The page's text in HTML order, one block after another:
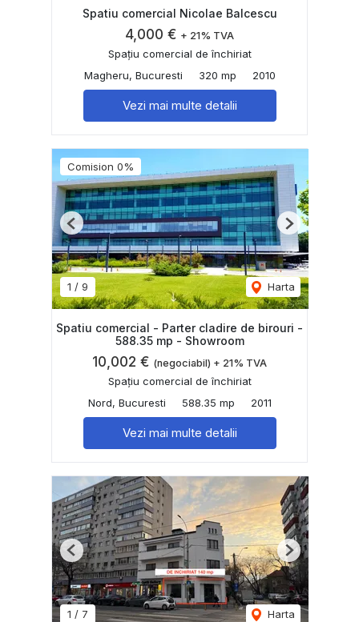
Spatiu comercial Nicolae Balcescu
4,000 € + 21% TVA
Spațiu comercial de închiriat
Magheru, Bucuresti
320 mp 2010
Vezi mai multe detalii
Comision 0%
1 / 9 Harta
Previous Next
Spatiu comercial - Parter cladire de birouri -
588.35 mp - Showroom
10,002 € (negociabil) + 21% TVA
Spațiu comercial de închiriat
Nord, Bucuresti
588.35 mp 2011
Vezi mai multe detalii
1 / 7 Harta
Previous Next